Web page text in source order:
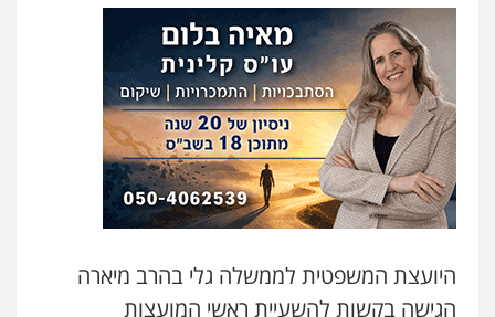
עו"ד אסף דוק
פלילי עבירות מין סמים והימורים
חמורה חקירות ומעצרים צווארון לבן והונאה
0526885006
עו"ד שלי גורביץ – לוי
משפט פלילי פשיעה חמורה מעצרים
וחקירות צבאי תעבורה
0544218336
עו"ד שאדי כבהא
פלילי עורכי דין לענייני אסירים
היועצת המשפטית לממשלה גלי בהרב מיארה
הגישה בקשות להשעיית ראשי המועצות